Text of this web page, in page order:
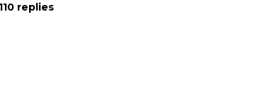
replies